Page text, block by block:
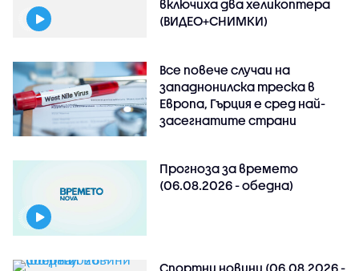
включиха два хеликоптера
(ВИДЕО+СНИМКИ)
Все повече случаи на
западнонилска треска в
Европа, Гърция е сред най-
засегнатите страни
Прогноза за времето
(06.08.2026 - обедна)